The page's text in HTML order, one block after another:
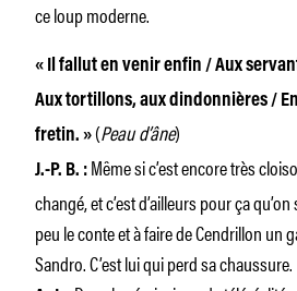
ce loup moderne.
« Il fallut en venir enfin / Aux
Aux tortillons, aux dindonnières /
fretin. »(Peau d’âne)
J.-P. B. : Même si c’est encore très
changé, et c’est d’ailleurs pour ça
peu le conte et à faire de Cendrillon un
Sandro. C’est lui qui perd sa chaussure.